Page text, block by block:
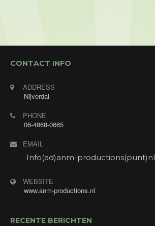
CONTACT INFO
ADDRESS
Nijverdal
PHONE
06-4868-0665
EMAIL
Info(ad)anm-productions(punt)nl
WEBSITE
www.anm-productions.nl
RECENTE BERICHTEN